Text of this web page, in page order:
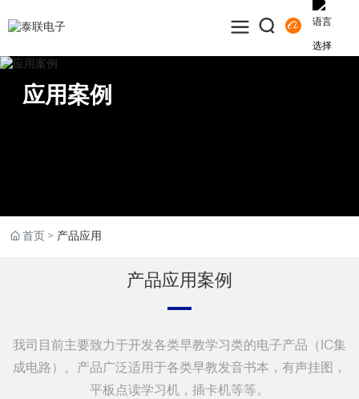
应用案例
首页 产品应用
产品应用案例
我司目前主要致力于开发各类早教学习类的电子产品（IC集
成电路）。产品广泛适用于各类早教发音书本，有声挂图，
平板点读学习机，插卡机等等。